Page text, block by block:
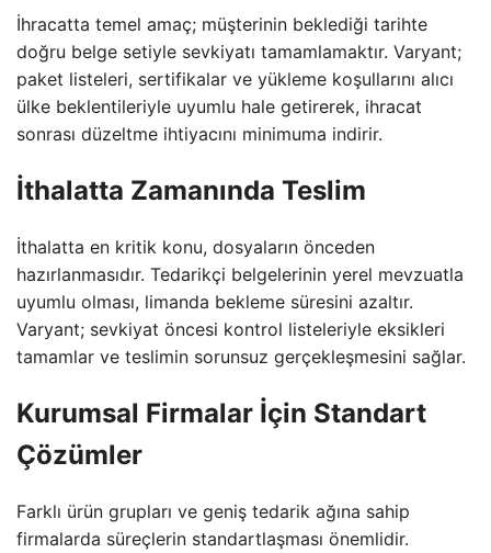
İhracatta temel amaç; müşterinin beklediği tarihte
doğru belge setiyle sevkiyatı tamamlamaktır. Varyant;
paket listeleri, sertifikalar ve yükleme koşullarını alıcı
ülke beklentileriyle uyumlu hale getirerek, ihracat
sonrası düzeltme ihtiyacını minimuma indirir.
İthalatta Zamanında Teslim
İthalatta en kritik konu, dosyaların önceden
hazırlanmasıdır. Tedarikçi belgelerinin yerel mevzuatla
uyumlu olması, limanda bekleme süresini azaltır.
Varyant; sevkiyat öncesi kontrol listeleriyle eksikleri
tamamlar ve teslimin sorunsuz gerçekleşmesini sağlar.
Kurumsal Firmalar İçin Standart
Çözümler
Farklı ürün grupları ve geniş tedarik ağına sahip
firmalarda süreçlerin standartlaşması önemlidir.